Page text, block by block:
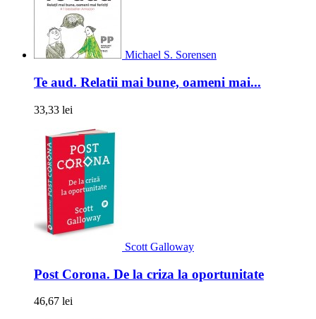
Michael S. Sorensen
Te aud. Relatii mai bune, oameni mai...
33,33 lei
Scott Galloway
Post Corona. De la criza la oportunitate
46,67 lei